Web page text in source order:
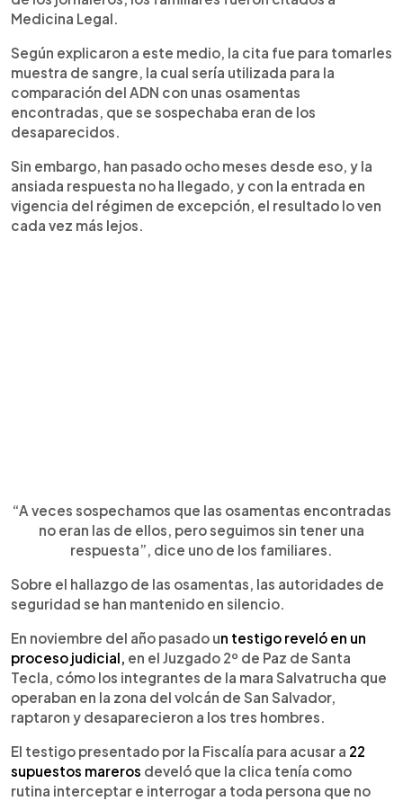
Medicina Legal.
Según explicaron a este medio, la cita fue para tomarles
muestra de sangre, la cual sería utilizada para la
comparación del ADN con unas osamentas
encontradas, que se sospechaba eran de los
desaparecidos.
Sin embargo, han pasado ocho meses desde eso, y la
ansiada respuesta no ha llegado, y con la entrada en
vigencia del régimen de excepción, el resultado lo ven
cada vez más lejos.
“A veces sospechamos que las osamentas encontradas
no eran las de ellos, pero seguimos sin tener una
respuesta”, dice uno de los familiares.
Sobre el hallazgo de las osamentas, las autoridades de
seguridad se han mantenido en silencio.
En noviembre del año pasado un testigo reveló en un
proceso judicial, en el Juzgado 2º de Paz de Santa
Tecla, cómo los integrantes de la mara Salvatrucha que
operaban en la zona del volcán de San Salvador,
raptaron y desaparecieron a los tres hombres.
El testigo presentado por la Fiscalía para acusar a 22
supuestos mareros develó que la clica tenía como
rutina interceptar e interrogar a toda persona que no